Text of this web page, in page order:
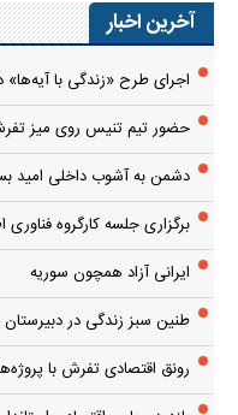
آخرین اخبار
اجرای طرح «زندگی با
حضور تیم تنیس روی میز
دشمن به آشوب داخلی امید
برگزاری جلسه کارگروه
ایرانی آزاد همچون سوریه
طنین سبز زندگی در
رونق اقتصادی تفرش با